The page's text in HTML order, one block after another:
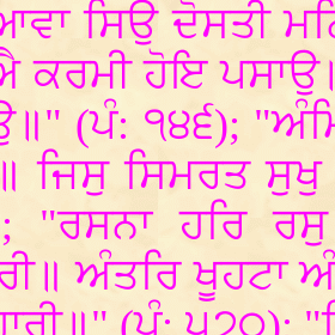
ਸਿਉ ਦੋਸਤੀ
ਕਰਮੀ ਹੋਇ
(ਪੰ: ੧੪੬);
ਜਿਸੁ ਸਿਮਰਤ
"ਰਸਨਾ ਹਰਿ
ਅੰਤਰਿ ਖੂਹਟਾ
(ਪੰ: ੫੭੦);